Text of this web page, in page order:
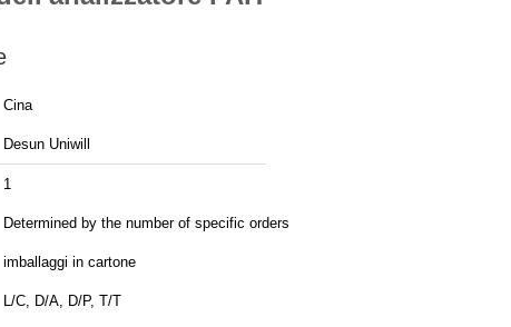
Cina
Desun Uniwill
1
Determined by the number of specific orders
imballaggi in cartone
L/C, D/A, D/P, T/T